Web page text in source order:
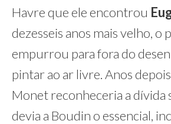
Havre que ele encontrou
dezesseis anos mais velho, o
empurrou para fora do
pintar ao ar livre. Anos
Monet reconheceria a dívida
devia a Boudin o essencial,